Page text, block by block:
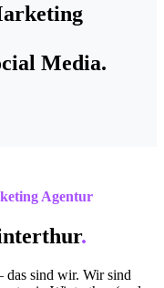
Media.
Agentur
.
das sind wir. Wir sind